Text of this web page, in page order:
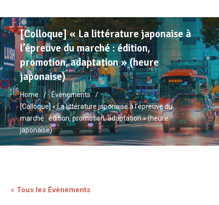
[Colloque] « La littérature japonaise à
l’épreuve du marché : édition,
promotion, adaptation » (heure
japonaise)
Home
Évènements
[Colloque] « La littérature japonaise à l’épreuve du
marché : édition, promotion, adaptation » (heure
japonaise)
« Tous les Évènements